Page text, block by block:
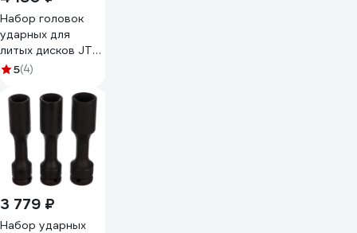
Набор головок
ударных для
литых дисков JTC
17-19-22мм, длина
489903
5(4)
3 779 ₽
Набор ударных